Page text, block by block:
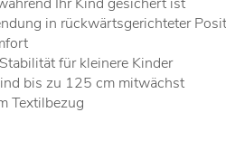
in rückwärtsgerichteter
für kleinere Kinder
bis zu 125 cm mitwächst
Textilbezug